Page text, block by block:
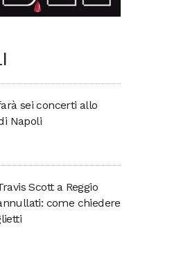
sei concerti allo
Napoli
Scott a Reggio
come chiedere